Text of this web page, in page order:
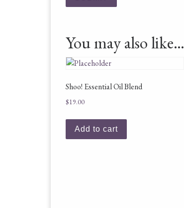
You may also like…
Shoo! Essential Oil Blend
$19.00
Add to cart